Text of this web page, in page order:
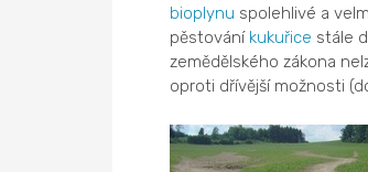
bioplynu spolehlivé a
pěstování kukuřice stále
zemědělského zákona
oproti dřívější možnosti